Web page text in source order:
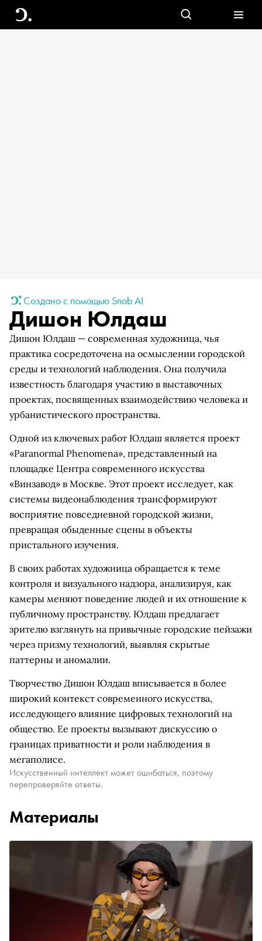
Создано с помощью Snob AI
Дишон Юлдаш
Дишон Юлдаш — современная художница, чья
практика сосредоточена на осмыслении городской
среды и технологий наблюдения. Она получила
известность благодаря участию в выставочных
проектах, посвященных взаимодействию человека и
урбанистического пространства.
Одной из ключевых работ Юлдаш является проект
«Paranormal Phenomena», представленный на
площадке Центра современного искусства
«Винзавод» в Москве. Этот проект исследует, как
системы видеонаблюдения трансформируют
восприятие повседневной городской жизни,
превращая обыденные сцены в объекты
пристального изучения.
В своих работах художница обращается к теме
контроля и визуального надзора, анализируя, как
камеры меняют поведение людей и их отношение к
публичному пространству. Юлдаш предлагает
зрителю взглянуть на привычные городские пейзажи
через призму технологий, выявляя скрытые
паттерны и аномалии.
Творчество Дишон Юлдаш вписывается в более
широкий контекст современного искусства,
исследующего влияние цифровых технологий на
общество. Ее проекты вызывают дискуссию о
границах приватности и роли наблюдения в
мегаполисе.
Искусственный интеллект может ошибаться, поэтому
перепроверяйте ответы.
Материалы